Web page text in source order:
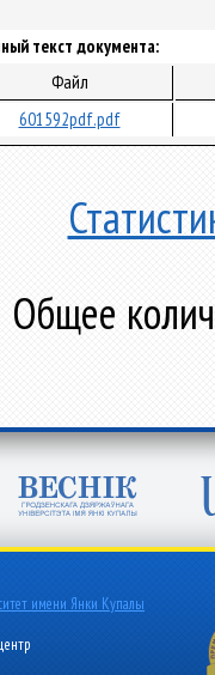
текст документа:
Файл
601592pdf.pdf
Общее
имени Янки Купалы